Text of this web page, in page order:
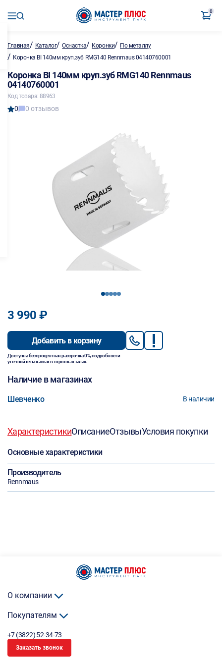
0
Главная/ Каталог/Оснастка/ Коронки/ По металлу
/ Коронка BI 140мм круп.зуб RMG140 Rennmaus 04140760001
Коронка BI 140мм круп.зуб RMG140 Rennmaus
04140760001
Код товара: 88963
0 0 отзывов
12345
3 990 ₽
Добавить в корзину
Доступна беспроцентная рассрочка 0%, подробности
уточняйте на кассах в торговых залах.
Наличие в магазинах
Шевченко В наличии
ХарактеристикиОписаниеОтзывыУсловия покупки
Основные характеристики
Производитель
Rennmaus
О компании
Покупателям
+7 (3822) 52-34-73
Заказать звонок